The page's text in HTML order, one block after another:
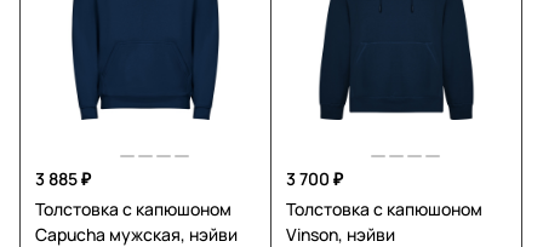
3 885 ₽
Толстовка с капюшоном
Capucha мужская, нэйви
3 700 ₽
Толстовка с капюшоном
Vinson, нэйви